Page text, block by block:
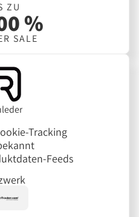
ZU
%
SALE
Tracking
Feeds